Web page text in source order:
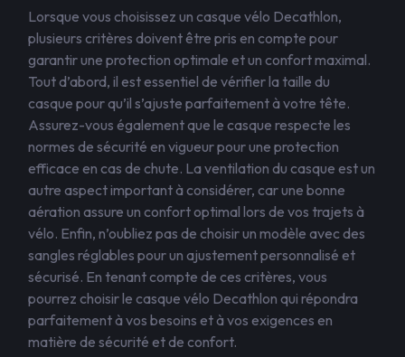
Lorsque vous choisissez un casque vélo Decathlon,
plusieurs critères doivent être pris en compte pour
garantir une protection optimale et un confort maximal.
Tout d’abord, il est essentiel de vérifier la taille du
casque pour qu’il s’ajuste parfaitement à votre tête.
Assurez-vous également que le casque respecte les
normes de sécurité en vigueur pour une protection
efficace en cas de chute. La ventilation du casque est un
autre aspect important à considérer, car une bonne
aération assure un confort optimal lors de vos trajets à
vélo. Enfin, n’oubliez pas de choisir un modèle avec des
sangles réglables pour un ajustement personnalisé et
sécurisé. En tenant compte de ces critères, vous
pourrez choisir le casque vélo Decathlon qui répondra
parfaitement à vos besoins et à vos exigences en
matière de sécurité et de confort.